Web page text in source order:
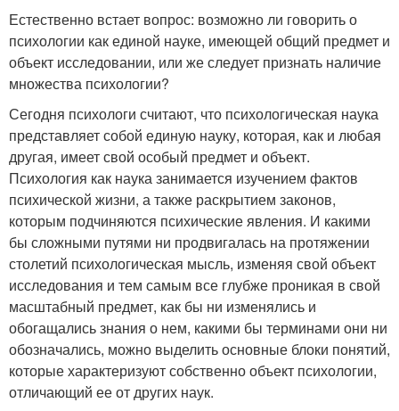
Естественно встает вопрос: возможно ли говорить о
психологии как единой науке, имеющей общий предмет и
объект исследовании, или же следует признать наличие
множества психологии?
Сегодня психологи считают, что психологическая наука
представляет собой единую науку, которая, как и любая
другая, имеет свой особый предмет и объект.
Психология как наука занимается изучением фактов
психической жизни, а также раскрытием законов,
которым подчиняются психические явления. И какими
бы сложными путями ни продвигалась на протяжении
столетий психологическая мысль, изменяя свой объект
исследования и тем самым все глубже проникая в свой
масштабный предмет, как бы ни изменялись и
обогащались знания о нем, какими бы терминами они ни
обозначались, можно выделить основные блоки понятий,
которые характеризуют собственно объект психологии,
отличающий ее от других наук.